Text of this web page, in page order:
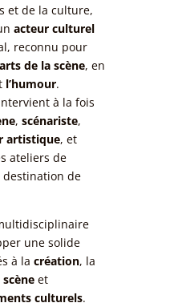
et de la culture,
acteur culturel
reconnu pour
arts de la scène, en
l’humour.
à la fois
, scénariste,
artistique, et
ateliers de
de
une solide
à la création, la
et
culturels.